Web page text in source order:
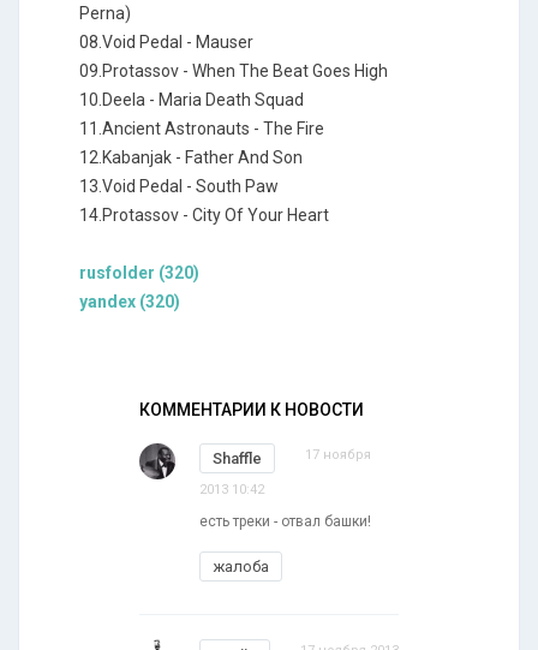
Perna)
08.Void Pedal - Mauser
09.Protassov - When The Beat Goes High
10.Deela - Maria Death Squad
11.Ancient Astronauts - The Fire
12.Kabanjak - Father And Son
13.Void Pedal - South Paw
14.Protassov - City Of Your Heart
rusfolder (320)
yandex (320)
КОММЕНТАРИИ К НОВОСТИ
Shaffle 17 ноября
2013 10:42
есть треки - отвал башки!
жалоба